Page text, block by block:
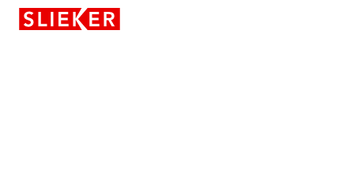
Skiplinks